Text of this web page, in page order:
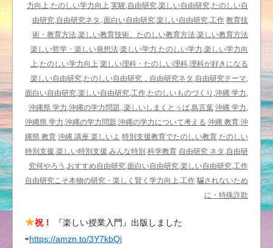
記
事、
偽
情
報
に
惑
わ
さ
れ
な
い
た
①
騙
力向上,たのしい学力向上 実験,自由研究,楽しい自由研究,たのしい自
由研究,自由研究ネタ,,面白い自由研究,楽しい自由研究,工作 教育技
術・教育方法,楽しい教育技術、たのしい教育方法,楽しい教育方法
楽しい哲学・楽しい発想法 楽しい学力.たのしい学力,楽しい学力向
上,たのしい学力向上 楽しい理科・たのしい理科,理科が好きになる
楽しい自由研究,たのしい自由研究，自由研究ネタ,自由研究テーマ,
面白い自由研究,楽しい自由研究,工作,たのしいものづくり,沖縄 学力,
沖縄県 学力,沖縄の学力問題,,楽しいしまくとぅば,島言葉 沖縄 学力,
沖縄県 学力,沖縄の学力問題,沖縄の学力について考える 沖縄 教育,沖
縄県 教育 沖縄 講座 楽しいよ 特別支援教育でたのしい教育,たのしい
特別支援,楽しい特別支援,みんな特別 科学教育 自由研究 ネタ,自由研
究何やろう,おすすめ自由研究,面白い自由研究,楽しい自由研究,工作
自由研究こそ本物の研究・楽しく賢く学力向上,工作 騙されないため
に・特殊詐欺
祝！
『楽しい授業入門』出版しました
⇨https://amzn.to/3Y7kbQi